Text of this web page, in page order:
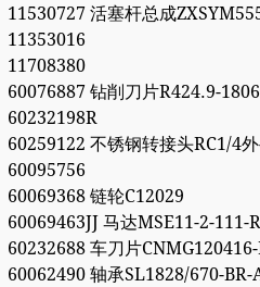
11530727 活塞杆总成
11353016
11708380
60076887 钻削刀片R424.9-
60232198R
60259122 不锈钢转接头RC1/4
60095756
60069368 链轮C12029
60069463JJ 马达MSE11-2-111-
60232688 车刀片
60062490 轴承SL1828/670-BR-